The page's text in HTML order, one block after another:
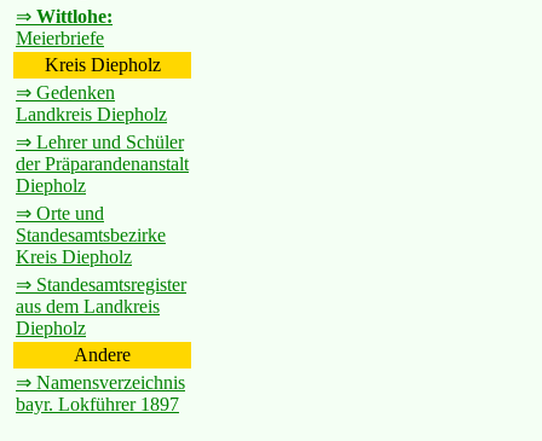
⇒ Wittlohe:
Meierbriefe
Kreis Diepholz
⇒ Gedenken
Landkreis Diepholz
⇒ Lehrer und Schüler
der Präparandenanstalt
Diepholz
⇒ Orte und
Standesamtsbezirke
Kreis Diepholz
⇒ Standesamtsregister
aus dem Landkreis
Diepholz
Andere
⇒ Namensverzeichnis
bayr. Lokführer 1897